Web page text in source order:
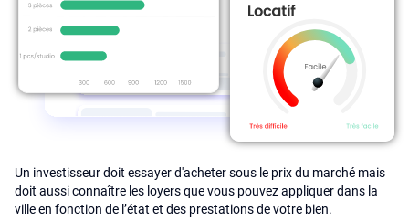
Un investisseur doit essayer d'acheter sous le prix du marché mais
doit aussi connaître les loyers que vous pouvez appliquer dans la
ville en fonction de l’état et des prestations de votre bien.